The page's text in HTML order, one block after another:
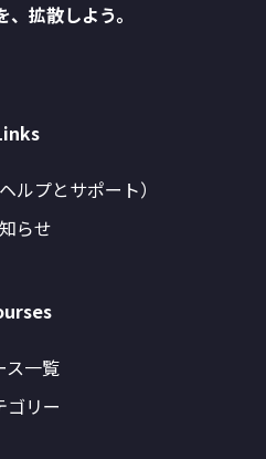
拡散しよう。
ルプとサポート）
らせ
ス一覧
ゴリー